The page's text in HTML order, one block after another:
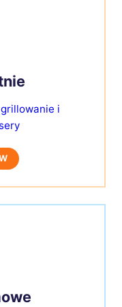
grillowanie i